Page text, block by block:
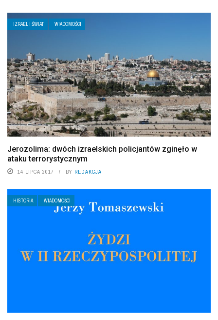
IZRAEL I ŚWIAT WIADOMOŚCI
Jerozolima: dwóch izraelskich policjantów zginęło w
ataku terrorystycznym
14 LIPCA 2017 BY REDAKCJA
HISTORIA WIADOMOŚCI